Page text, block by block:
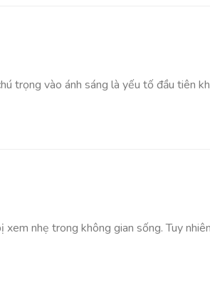
trọng vào ánh sáng là yếu tố đầu tiên
nhẹ trong không gian sống. Tuy